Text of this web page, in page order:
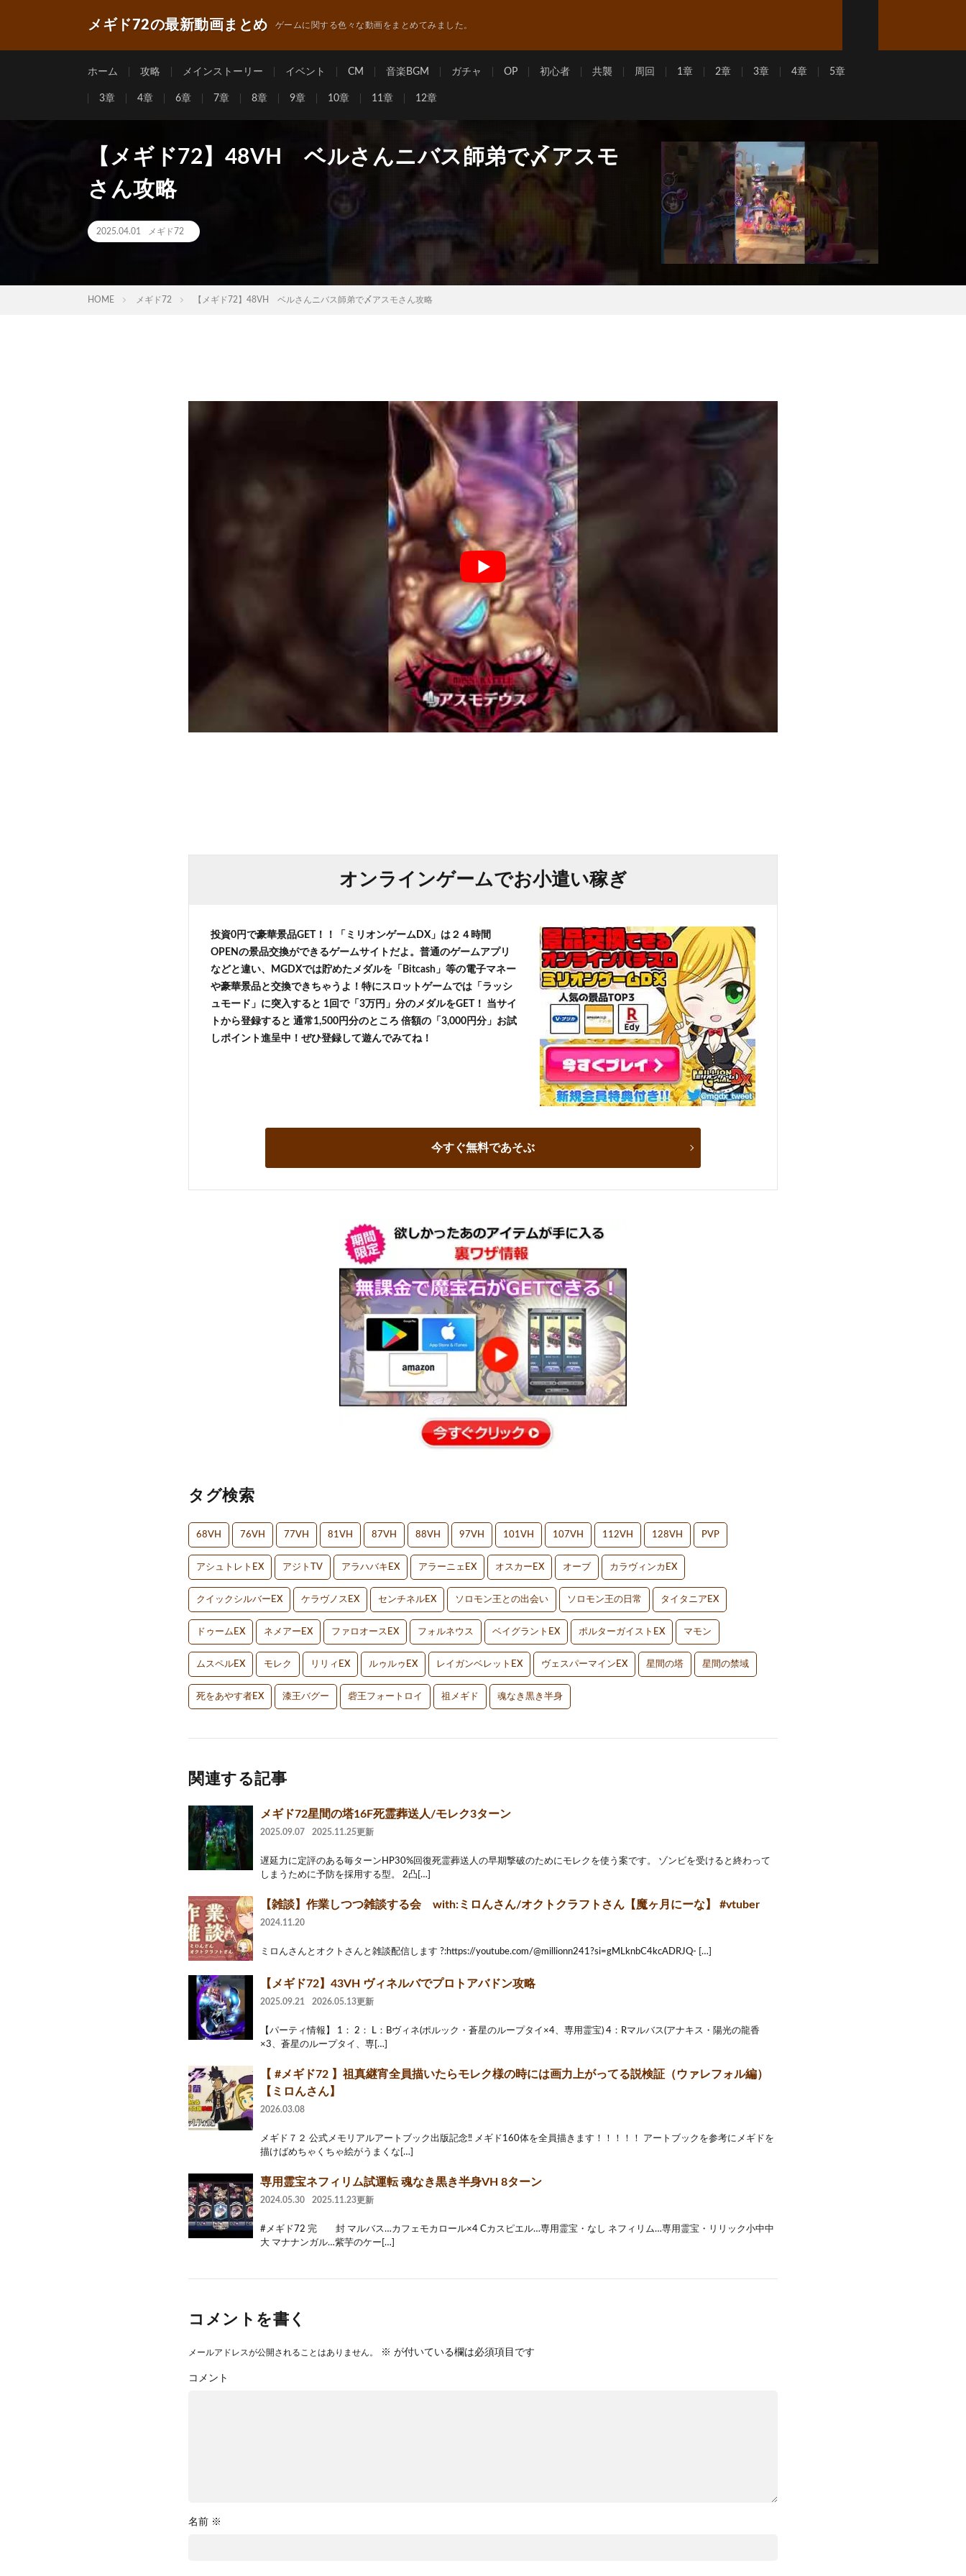
メギド72の最新動画まとめ ゲームに関する色々な動画をまとめてみました。
ホーム 攻略 メインストーリー イベント CM 音楽BGM ガチャ OP 初心者 共襲 周回 1章 2章 3章 4章 5章
3章 4章 6章 7章 8章 9章 10章 11章 12章
【メギド72】48VH ベルさんニバス師弟で〆アスモ
さん攻略
2025.04.01 メギド72
HOME メギド72 【メギド72】48VH ベルさんニバス師弟で〆アスモさん攻略
オンラインゲームでお小遣い稼ぎ
投資0円で豪華景品GET！！「ミリオンゲームDX」は２４時間
OPENの景品交換ができるゲームサイトだよ。普通のゲームアプリ
などと違い、MGDXでは貯めたメダルを「Bitcash」等の電子マネー
や豪華景品と交換できちゃうよ！特にスロットゲームでは「ラッシ
ュモード」に突入すると 1回で「3万円」分のメダルをGET！ 当サイ
トから登録すると 通常1,500円分のところ 倍額の「3,000円分」お試
しポイント進呈中！ぜひ登録して遊んでみてね！
今すぐ無料であそぶ
タグ検索
68VH 76VH 77VH 81VH 87VH 88VH 97VH 101VH 107VH 112VH 128VH PVP
アシュトレトEX アジトTV アラハバキEX アラーニェEX オスカーEX オーブ カラヴィンカEX
クイックシルバーEX ケラヴノスEX センチネルEX ソロモン王との出会い ソロモン王の日常 タイタニアEX
ドゥームEX ネメアーEX ファロオースEX フォルネウス ベイグラントEX ポルターガイストEX マモン
ムスペルEX モレク リリィEX ルゥルゥEX レイガンベレットEX ヴェスパーマインEX 星間の塔 星間の禁域
死をあやす者EX 漆王バグー 砦王フォートロイ 祖メギド 魂なき黒き半身
関連する記事
メギド72星間の塔16F死霊葬送人/モレク3ターン
2025.09.07 2025.11.25更新
遅延力に定評のある毎ターンHP30%回復死霊葬送人の早期撃破のためにモレクを使う案です。 ゾンビを受けると終わって
しまうために予防を採用する型。 2凸[…]
【雑談】作業しつつ雑談する会 with:ミロんさん/オクトクラフトさん【魔ヶ月にーな】 #vtuber
2024.11.20
ミロんさんとオクトさんと雑談配信します ?:https://youtube.com/@millionn241?si=gMLknbC4kcADRJQ- […]
【メギド72】43VH ヴィネルバでプロトアバドン攻略
2025.09.21 2026.05.13更新
【パーティ情報】 1： 2： L：Bヴィネ(ポルック・蒼星のループタイ×4、専用霊宝) 4：Rマルバス(アナキス・陽光の龍香
×3、蒼星のループタイ、専[…]
【 #メギド72 】祖真継宵全員描いたらモレク様の時には画力上がってる説検証（ウァレフォル編）
【ミロんさん】
2026.03.08
メギド７２ 公式メモリアルアートブック出版記念‼️ メギド160体を全員描きます！！！！！ アートブックを参考にメギドを
描けばめちゃくちゃ絵がうまくな[…]
専用霊宝ネフィリム試運転 魂なき黒き半身VH 8ターン
2024.05.30 2025.11.23更新
#メギド72 完 封 マルバス…カフェモカロール×4 Cカスピエル…専用霊宝・なし ネフィリム…専用霊宝・リリック小中中
大 マナナンガル…紫芋のケー[…]
コメントを書く
メールアドレスが公開されることはありません。 ※ が付いている欄は必須項目です
コメント
名前 ※